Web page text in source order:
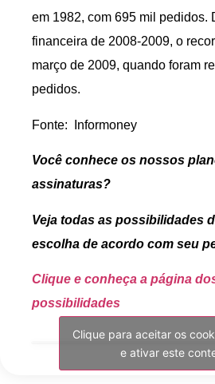
em 1982, com 695 mil pedidos.
financeira de 2008-2009, o
março de 2009, quando foram
pedidos.
Fonte: Informoney
Você conhece os nossos
assinaturas?
Veja todas as possibilidades
escolha de acordo com seu
Clique e conheça a página
possibilidades
Clique para aceitar os
e ativar este